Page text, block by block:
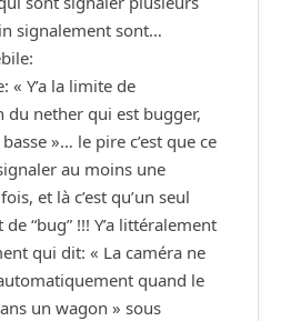
signalement sont…
« Y’a la limite de
du nether qui est bugger,
»… le pire c’est que ce
au moins une
et là c’est qu’un seul
“bug” !!! Y’a littéralement
qui dit: « La caméra ne
quand le
un wagon » sous